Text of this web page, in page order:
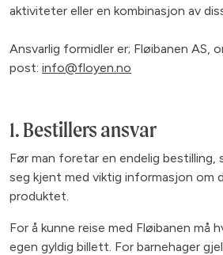
aktiviteter eller en kombinasjon av
Ansvarlig formidler er; Fløibanen AS,
post: info@floyen.no
1. Bestillers ansvar
Før man foretar en endelig bestilling,
seg kjent med viktig informasjon om
produktet.
For å kunne reise med Fløibanen må
egen gyldig billett. For barnehager